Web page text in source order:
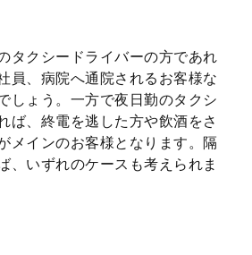
タクシードライバーの方であれ
員、病院へ通院されるお客様な
しょう。一方で夜日勤のタクシ
ば、終電を逃した方や飲酒をさ
メインのお客様となります。隔
、いずれのケースも考えられま